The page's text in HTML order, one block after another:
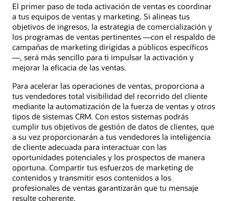
El primer paso de toda activación de ventas es coordinar
a tus equipos de ventas y marketing. Si alineas tus
objetivos de ingresos, la estrategia de comercialización y
los programas de ventas pertinentes —con el respaldo de
campañas de marketing dirigidas a públicos específicos
—, será más sencillo para ti impulsar la activación y
mejorar la eficacia de las ventas.
Para acelerar las operaciones de ventas, proporciona a
tus vendedores total visibilidad del recorrido del cliente
mediante la automatización de la fuerza de ventas y otros
tipos de sistemas CRM. Con estos sistemas podrás
cumplir tus objetivos de gestión de datos de clientes, que
a su vez proporcionarán a tus vendedores la inteligencia
de cliente adecuada para interactuar con las
oportunidades potenciales y los prospectos de manera
oportuna. Compartir tus esfuerzos de marketing de
contenidos y transmitir esos contenidos a los
profesionales de ventas garantizarán que tu mensaje
resulte coherente.